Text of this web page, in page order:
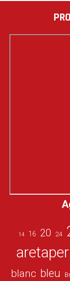
14 16 20 24
aretaper
blanc bleu